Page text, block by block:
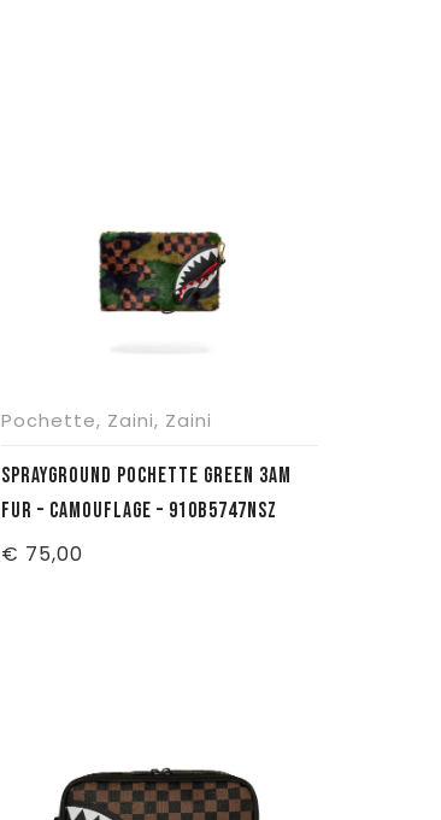
Pochette, Zaini, Zaini
SPRAYGROUND POCHETTE GREEN 3AM
FUR – CAMOUFLAGE – 910B5747NSZ
€ 75,00